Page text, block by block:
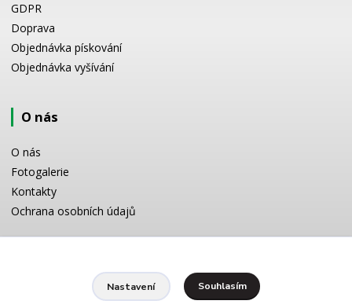
GDPR
Doprava
Objednávka pískování
Objednávka vyšívání
O nás
O nás
Fotogalerie
Kontakty
Ochrana osobních údajů
Potřebujete poradit s výběrem? Neváhejte se zeptat:
Nastavení Souhlasím